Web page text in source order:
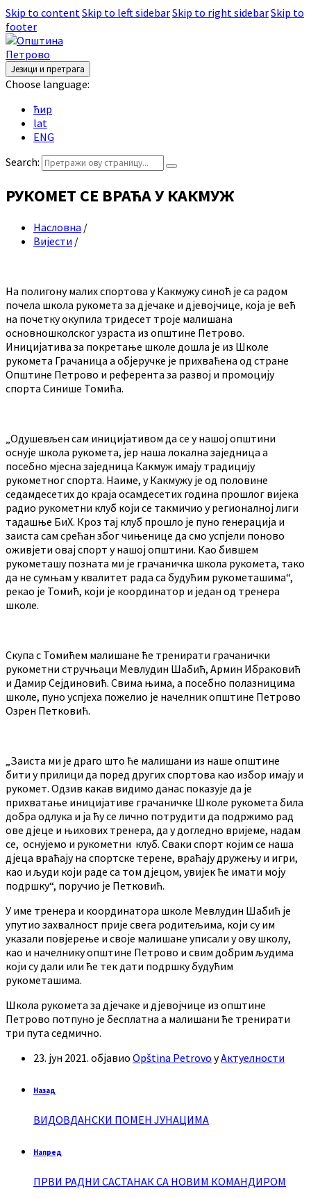
Skip to contentSkip to left sidebarSkip to right sidebarSkip to
footer
Језици и претрага
Choose language:
ћир
lat
ENG
Search:
РУКОМЕТ СЕ ВРАЋА У КАКМУЖ
Насловна /
Вијести /
На полигону малих спортова у Какмужу синоћ је са радом
почела школа рукомета за дјечаке и дјевојчице, која је већ
на почетку окупила тридесет троје малишана
основношколског узраста из општине Петрово.
Иницијатива за покретање школе дошла је из Школе
рукомета Грачаница а објеручке је прихваћена од стране
Општине Петрово и референта за развој и промоцију
спорта Синише Томића.
„Одушевљен сам иницијативом да се у нашој општини
оснује школа рукомета, јер наша локална заједница а
посебно мјесна заједница Какмуж имају традицију
рукометног спорта. Наиме, у Какмужу је од половине
седамдесетих до краја осамдесетих година прошлог вијека
радио рукометни клуб који се такмичио у регионалној лиги
тадашње БиХ. Кроз тај клуб прошло је пуно генерација и
заиста сам срећан због чињенице да смо успјели поново
оживјети овај спорт у нашој општини. Као бившем
рукометашу позната ми је грачаничка школа рукомета, тако
да не сумњам у квалитет рада са будућим рукометашима“,
рекао је Томић, који је координатор и један од тренера
школе.
Скупа с Томићем малишане ће тренирати грачанички
рукометни стручњаци Мевлудин Шабић, Армин Ибраковић
и Дамир Сејдиновић. Свима њима, а посебно полазницима
школе, пуно успјеха пожелио је начелник општине Петрово
Озрен Петковић.
„Заиста ми је драго што ће малишани из наше општине
бити у прилици да поред других спортова као избор имају и
рукомет. Одзив какав видимо данас показује да је
прихватање иницијативе грачаничке Школе рукомета била
добра одлука и ја ћу се лично потрудити да подржимо рад
ове дјеце и њихових тренера, да у догледно вријеме, надам
се, оснујемо и рукометни клуб. Сваки спорт којим се наша
дјеца враћају на спортске терене, враћају дружењу и игри,
као и људи који раде са том дјецом, увијек ће имати моју
подршку“, поручио је Петковић.
У име тренера и координатора школе Мевлудин Шабић је
упутио захвалност прије свега родитељима, који су им
указали повјерење и своје малишане уписали у ову школу,
као и начелнику општине Петрово и свим добрим људима
који су дали или ће тек дати подршку будућим
рукометашима.
Школа рукомета за дјечаке и дјевојчице из општине
Петрово потпуно је бесплатна а малишани ће тренирати
три пута седмично.
23. јун 2021. објавио Opština Petrovo уАктуелности
Назад
ВИДОВДАНСКИ ПОМЕН ЈУНАЦИМА
Напред
ПРВИ РАДНИ САСТАНАК СА НОВИМ КОМАНДИРОМ